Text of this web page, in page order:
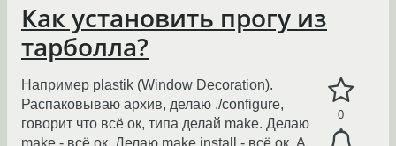
Как установить прогу из
тарболла?
0
Например plastik (Window Decoration).
Распаковываю архив, делаю ./configure,
говорит что всё ок, типа делай make. Делаю